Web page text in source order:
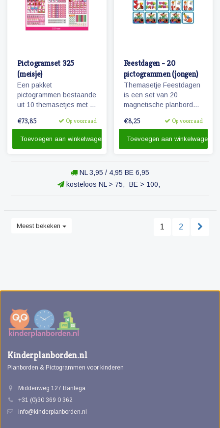
Pictogramset 325
(meisje)
Een pakket
pictogrammen bestaande
uit 10 themasetjes met in
voor een volledige
€73,85 Op voorraad
Toevoegen aan winkelwagen
Feestdagen - 20
pictogrammen (jongen)
Themasetje Feestdagen
is een set van 20
magnetische planbord
€8,25 Op voorraad
Toevoegen aan winkelwagen
NL 3,95 / 4,95 BE 6,95
kosteloos NL > 75,- BE > 100,-
Meest bekeken 1 2
Kinderplanborden.nl
Planborden & Pictogrammen voor kinderen
Middenweg 127 Bantega
+31 (0)30 369 0 362
info@kinderplanborden.nl